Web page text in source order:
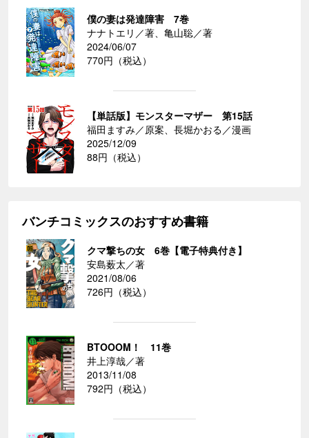
僕の妻は発達障害 7巻
ナナトエリ／著、亀山聡／著
2024/06/07
770円（税込）
【単話版】モンスターマザー 第15話
福田ますみ／原案、長堀かおる／漫画
2025/12/09
88円（税込）
バンチコミックスのおすすめ書籍
クマ撃ちの女 6巻【電子特典付き】
安島薮太／著
2021/08/06
726円（税込）
BTOOOM！ 11巻
井上淳哉／著
2013/11/08
792円（税込）